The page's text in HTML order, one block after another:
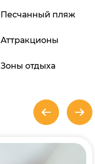
Песчанный пляж
Аттракционы
Зоны отдыха